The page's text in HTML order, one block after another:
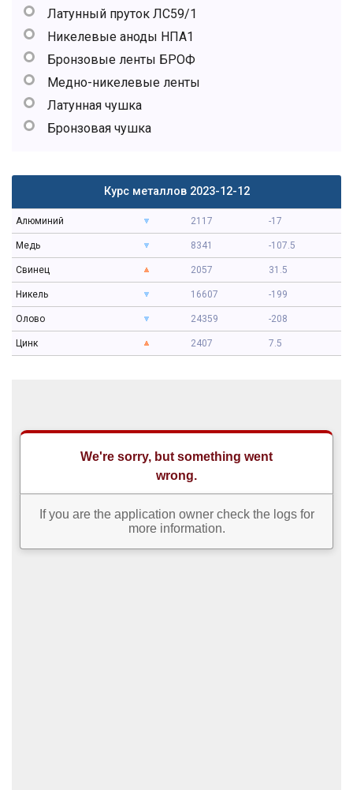
Латунный пруток ЛС59/1
Никелевые аноды НПА1
Бронзовые ленты БРОФ
Медно-никелевые ленты
Латунная чушка
Бронзовая чушка
Курс металлов 2023-12-12
Алюминий 2117 -17
Медь 8341 -107.5
Свинец 2057 31.5
Никель 16607 -199
Олово 24359 -208
Цинк 2407 7.5